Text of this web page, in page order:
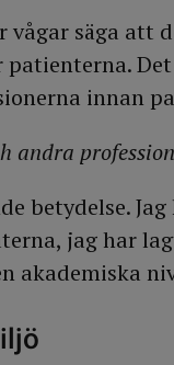
säga att
innan
betydelse.
jag har
akademiska